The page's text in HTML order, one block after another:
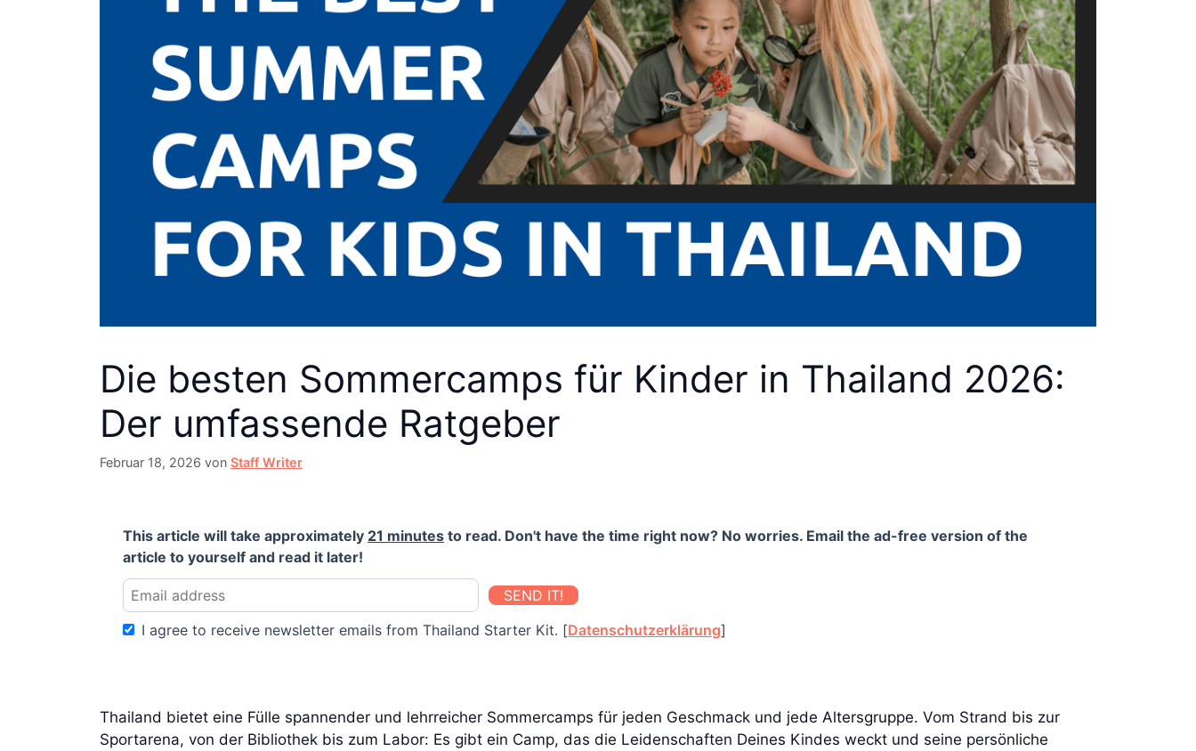
Die besten Sommercamps für Kinder in Thailand 2026:
Der umfassende Ratgeber
Februar 18, 2026 von Staff Writer
This article will take approximately 21 minutes to read. Don't have the time right now? No worries. Email the ad-free version of the
article to yourself and read it later!
SEND IT!
I agree to receive newsletter emails from Thailand Starter Kit. [Datenschutzerklärung]
Thailand bietet eine Fülle spannender und lehrreicher Sommercamps für jeden Geschmack und jede Altersgruppe. Vom Strand bis zur
Sportarena, von der Bibliothek bis zum Labor: Es gibt ein Camp, das die Leidenschaften Deines Kindes weckt und seine persönliche